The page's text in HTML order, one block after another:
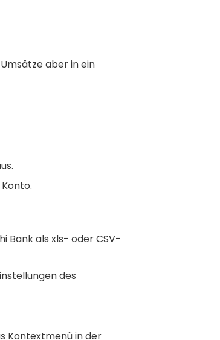
aber in ein
Bank als xls- oder CSV-
des
Kontextmenü in der